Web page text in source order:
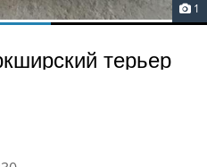
1
терьер